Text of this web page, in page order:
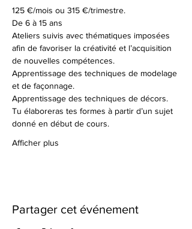
125 €/mois ou 315 €/trimestre.
De 6 à 15 ans
Ateliers suivis avec thématiques imposées
afin de favoriser la créativité et l’acquisition
de nouvelles compétences.
Apprentissage des techniques de modelage
et de façonnage.
Apprentissage des techniques de décors.
Tu élaboreras tes formes à partir d’un sujet
donné en début de cours.
Afficher plus
Partager cet événement